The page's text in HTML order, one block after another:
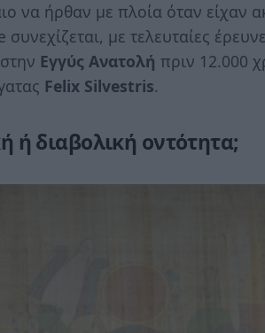
να ήρθαν με πλοία όταν είχαν
συνεχίζεται, με τελευταίες
Εγγύς Ανατολή πριν 12.000
Felix Silvestris.
ή διαβολική οντότητα;